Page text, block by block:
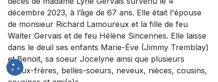
décembre 2023, à l’âge de 67 ans. Elle était l'épouse
de monsieur Richard Lamoureux et la fille de feu
Walter Gervais et de feu Hélène Sincennes. Elle laisse
dans le deuil ses enfants Marie-Éve (Jimmy Tremblay)
et Benoit, sa soeur Jocelyne ainsi que plusieurs
beaux-frères, belles-soeurs, neveux, nièces, cousins,